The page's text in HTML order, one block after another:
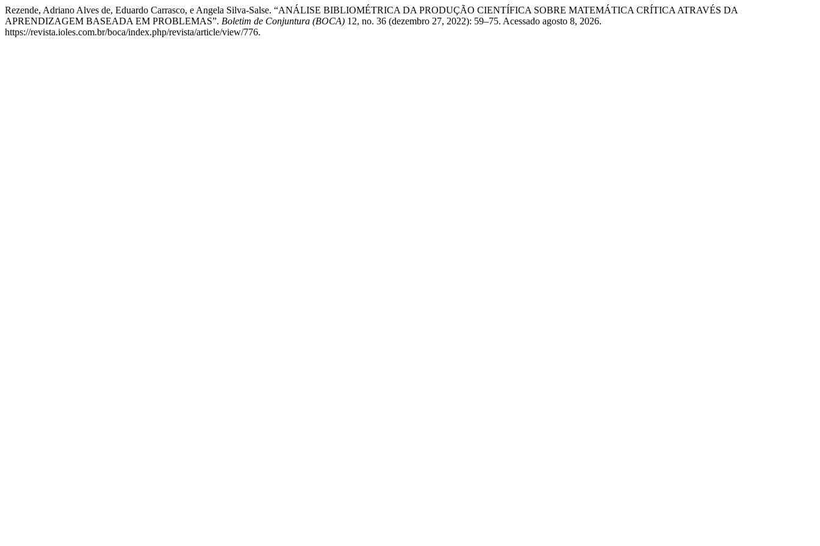
Rezende, Adriano Alves de, Eduardo Carrasco, e Angela Silva-Salse. “ANÁLISE BIBLIOMÉTRICA DA PRODUÇÃO CIENTÍFICA SOBRE MATEMÁTICA CRÍTICA ATRAVÉS DA
APRENDIZAGEM BASEADA EM PROBLEMAS”. Boletim de Conjuntura (BOCA) 12, no. 36 (dezembro 27, 2022): 59–75. Acessado agosto 8, 2026.
https://revista.ioles.com.br/boca/index.php/revista/article/view/776.